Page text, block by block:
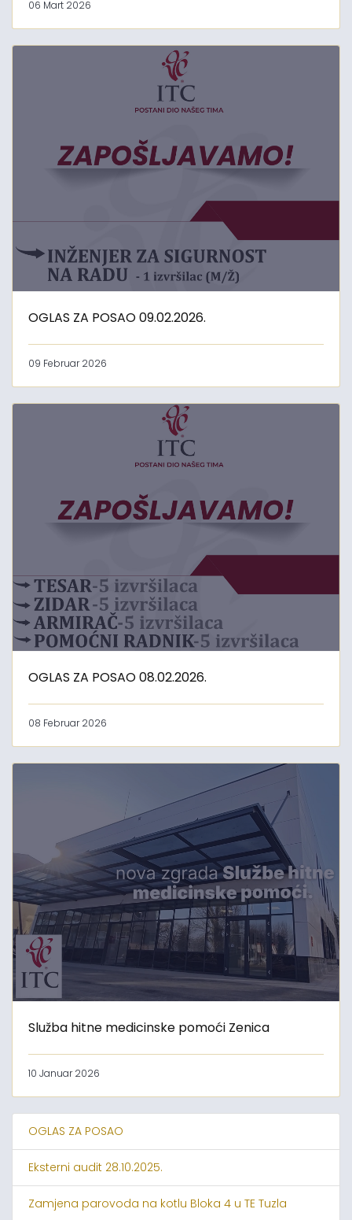
06 Mart 2026
OGLAS ZA POSAO 09.02.2026.
09 Februar 2026
OGLAS ZA POSAO 08.02.2026.
08 Februar 2026
Služba hitne medicinske pomoći Zenica
10 Januar 2026
OGLAS ZA POSAO
Eksterni audit 28.10.2025.
Zamjena parovoda na kotlu Bloka 4 u TE Tuzla